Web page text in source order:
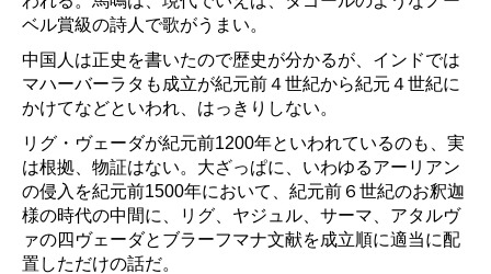
ベル賞級の詩人で歌がうまい。
中国人は正史を書いたので歴史が分かるが、インドでは
マハーバーラタも成立が紀元前４世紀から紀元４世紀に
かけてなどといわれ、はっきりしない。
リグ・ヴェーダが紀元前1200年といわれているのも、実
は根拠、物証はない。大ざっぱに、いわゆるアーリアン
の侵入を紀元前1500年において、紀元前６世紀のお釈迦
様の時代の中間に、リグ、ヤジュル、サーマ、アタルヴ
ァの四ヴェーダとブラーフマナ文献を成立順に適当に配
置しただけの話だ。